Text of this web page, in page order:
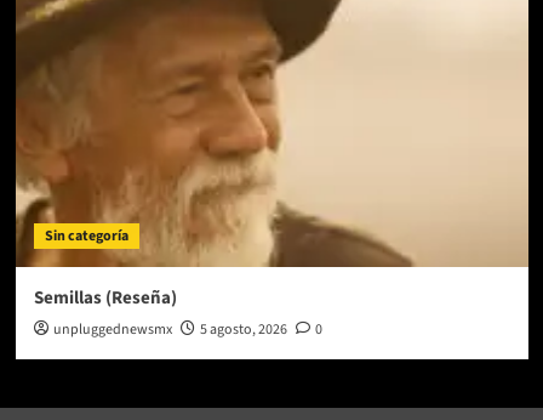
Sin categoría
Semillas (Reseña)
unpluggednewsmx 5 agosto, 2026 0